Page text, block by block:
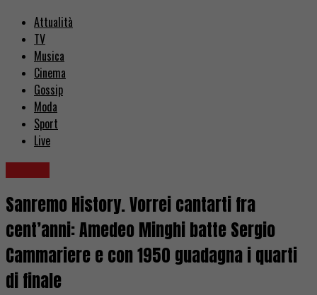
Attualità
TV
Musica
Cinema
Gossip
Moda
Sport
Live
Sanremo History. Vorrei cantarti fra
cent’anni: Amedeo Minghi batte Sergio
Cammariere e con 1950 guadagna i quarti
di finale